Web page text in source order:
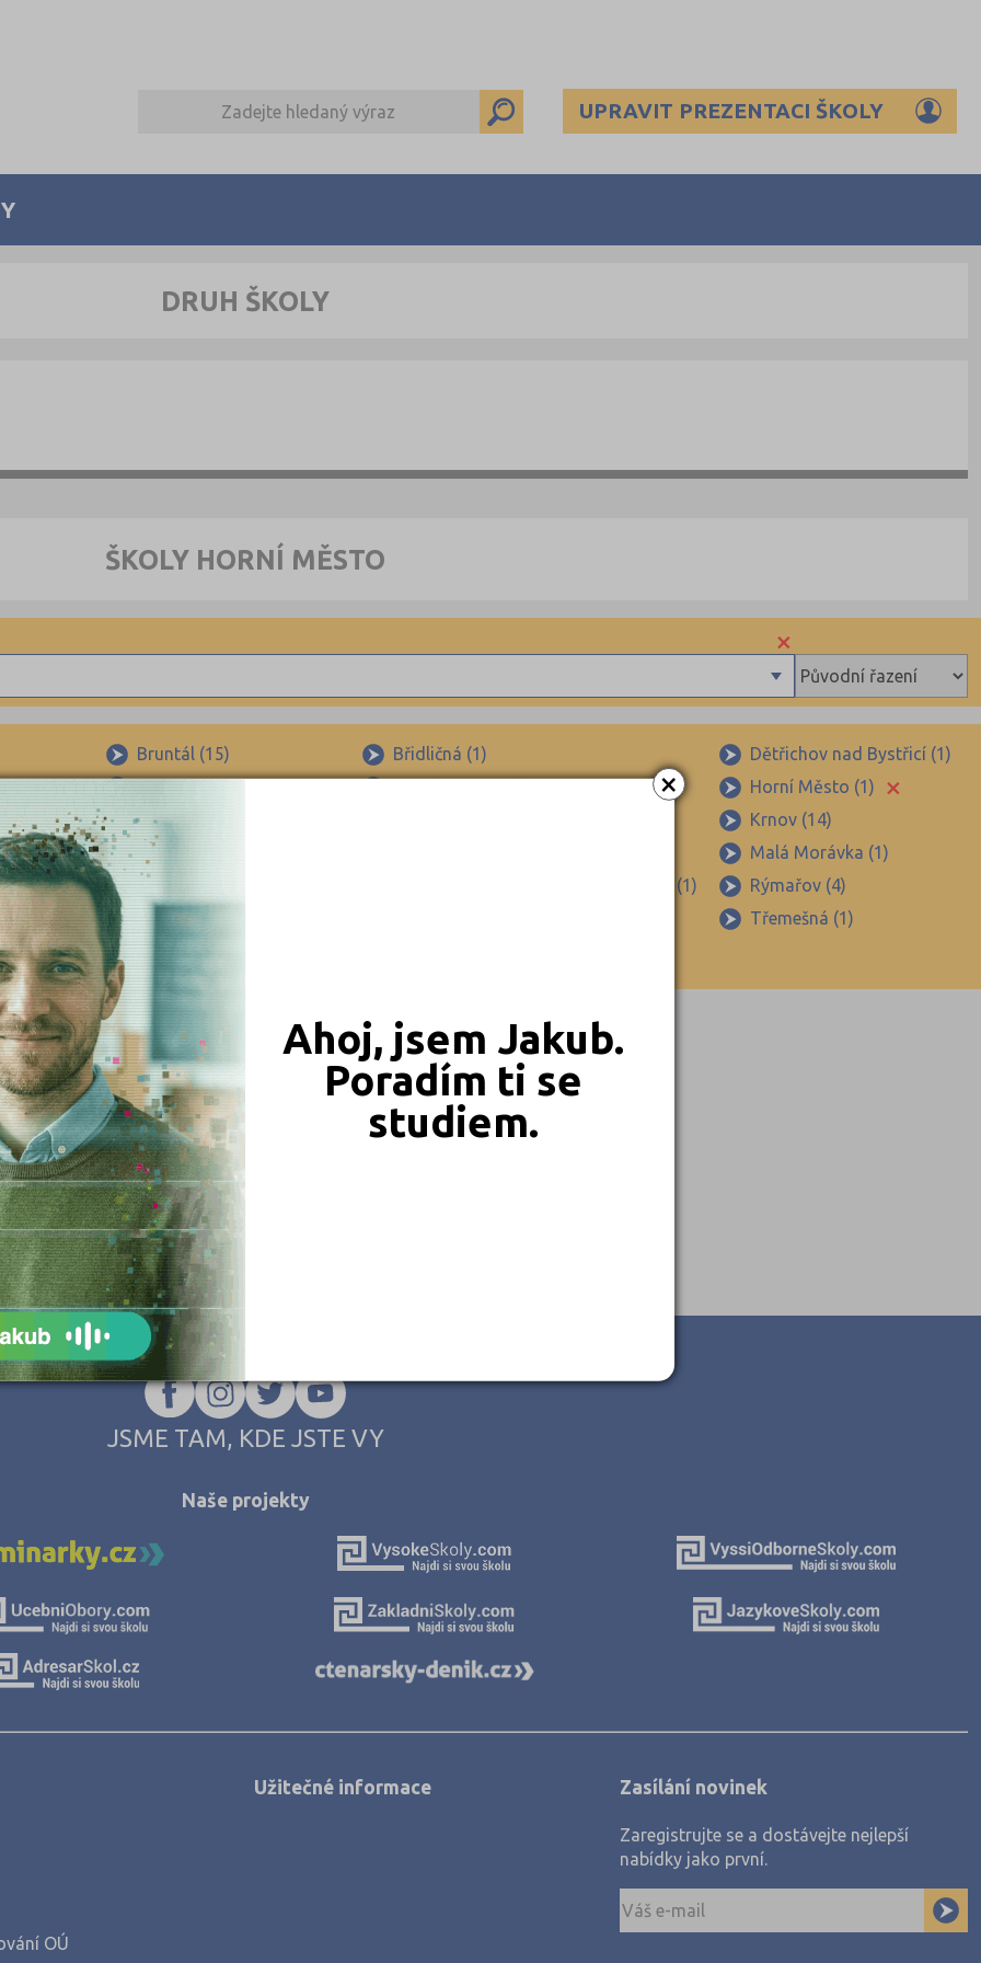
×
Ahoj, jsem Jakub.
Poradím ti se
studiem.
UPRAVIT PREZENTACI ŠKOLY
DRUH ŠKOLY
ŠKOLY HORNÍ MĚSTO
×
Bruntál (15) Břidličná (1)
Dětřichov nad Bystřicí (1)
(1) Holčovice (1) Horní Město (1) ×
Karlova Studánka (1)
Krnov (14)
(1) Lichnov (1)
Malá Morávka (1)
Razová (1) Rudná pod Pradědem-Stará Rudná (1)
Rýmařov (4)
Svobodné Heřmanice (1)
Třemešná (1)
(2) Zátor-Loučky (1)
JSME TAM, KDE JSTE VY
Naše projekty
OÚ
Užitečné informace Zasílání novinek
Zaregistrujte se a dostávejte nejlepší
nabídky jako první.